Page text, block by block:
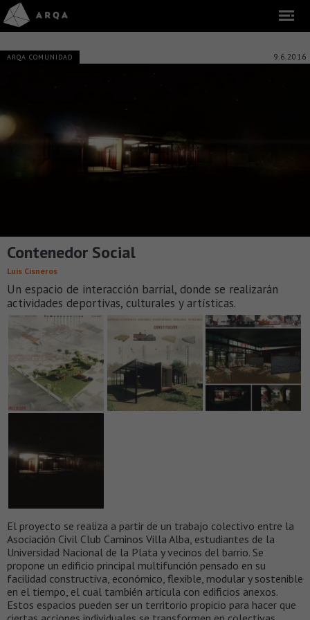
ARQA COMUNIDAD 9.6.2016
Contenedor Social
Luis Cisneros
Un espacio de interacción barrial, donde se realizarán
actividades deportivas, culturales y artísticas.
El proyecto se realiza a partir de un trabajo colectivo entre la
Asociación Civil Club Caminos Villa Alba, estudiantes de la
Universidad Nacional de la Plata y vecinos del barrio. Se
propone un edificio principal multifunción pensado en su
facilidad constructiva, económico, flexible, modular y sostenible
en el tiempo, el cual también articula con edificios anexos.
Estos espacios pueden ser un territorio propicio para hacer que